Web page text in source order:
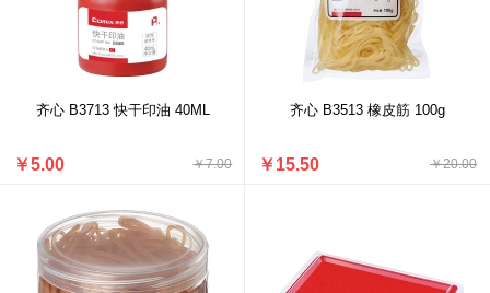
齐心 B3713 快干印油 40ML
￥7.00
￥5.00
齐心 B3513 橡皮筋 100g
￥20.00
￥15.50